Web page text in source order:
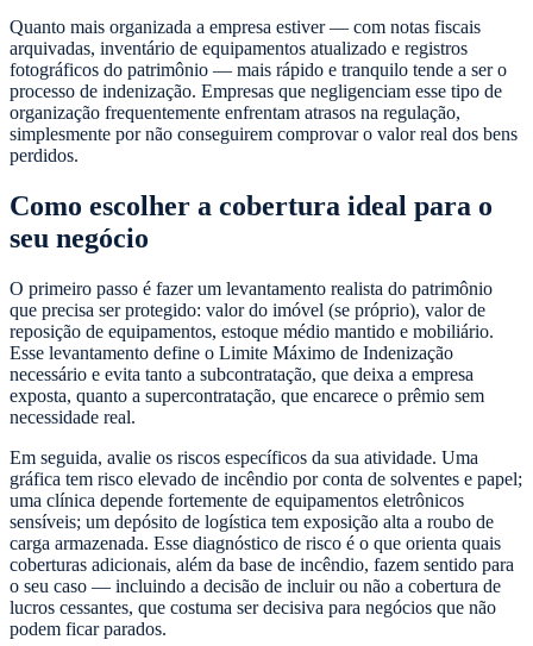
Quanto mais organizada a empresa estiver — com notas fiscais
arquivadas, inventário de equipamentos atualizado e registros
fotográficos do patrimônio — mais rápido e tranquilo tende a ser o
processo de indenização. Empresas que negligenciam esse tipo de
organização frequentemente enfrentam atrasos na regulação,
simplesmente por não conseguirem comprovar o valor real dos bens
perdidos.
Como escolher a cobertura ideal para o
seu negócio
O primeiro passo é fazer um levantamento realista do patrimônio
que precisa ser protegido: valor do imóvel (se próprio), valor de
reposição de equipamentos, estoque médio mantido e mobiliário.
Esse levantamento define o Limite Máximo de Indenização
necessário e evita tanto a subcontratação, que deixa a empresa
exposta, quanto a supercontratação, que encarece o prêmio sem
necessidade real.
Em seguida, avalie os riscos específicos da sua atividade. Uma
gráfica tem risco elevado de incêndio por conta de solventes e papel;
uma clínica depende fortemente de equipamentos eletrônicos
sensíveis; um depósito de logística tem exposição alta a roubo de
carga armazenada. Esse diagnóstico de risco é o que orienta quais
coberturas adicionais, além da base de incêndio, fazem sentido para
o seu caso — incluindo a decisão de incluir ou não a cobertura de
lucros cessantes, que costuma ser decisiva para negócios que não
podem ficar parados.